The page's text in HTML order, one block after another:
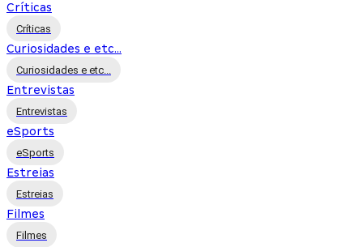
Críticas
Críticas
Curiosidades e etc...
Curiosidades e etc...
Entrevistas
Entrevistas
eSports
eSports
Estreias
Estreias
Filmes
Filmes